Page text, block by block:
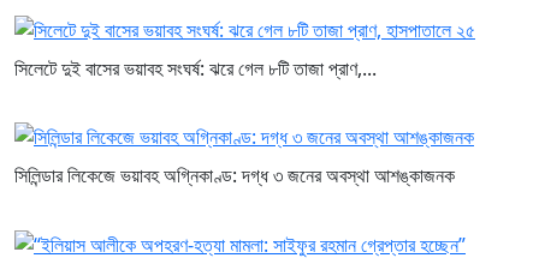
সিলেটে দুই বাসের ভয়াবহ সংঘর্ষ: ঝরে গেল ৮টি তাজা প্রাণ,...
সিলিন্ডার লিকেজে ভয়াবহ অগ্নিকাণ্ড: দগ্ধ ৩ জনের অবস্থা আশঙ্কাজনক